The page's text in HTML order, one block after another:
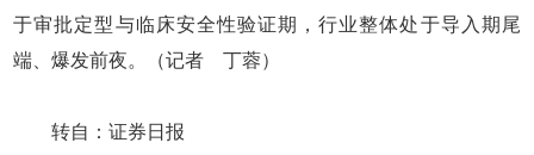
于审批定型与临床安全性验证期，行业整体处于导入期尾
端、爆发前夜。（记者 丁蓉）
转自：证券日报